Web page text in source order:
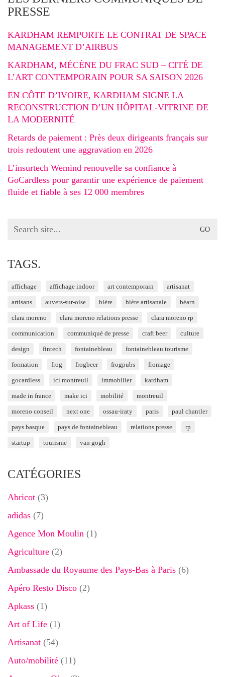
PRESSE
KARDHAM REMPORTE LE CONTRAT DE SPACE
MANAGEMENT D’AIRBUS
KARDHAM, MÉCÈNE DU FRAC SUD – CITÉ DE
L’ART CONTEMPORAIN POUR SA SAISON 2026
EN CÔTE D’IVOIRE, KARDHAM SIGNE LA
RECONSTRUCTION D’UN HÔPITAL-VITRINE DE
LA MODERNITÉ
Retards de paiement : Près deux dirigeants français sur
trois redoutent une aggravation en 2026
L’insurtech Wemind renouvelle sa confiance à
GoCardless pour garantir une expérience de paiement
fluide et fiable à ses 12 000 membres
Search
TAGS.
affichage affichage indoor art contemporain artisanat
artisans auvers-sur-oise bière bière artisanale béarn
clara moreno clara moreno relations presse clara moreno rp
communication communiqué de presse craft beer culture
design fintech fontainebleau fontainebleau tourisme
formation frog frogbeer frogpubs fromage
gocardless ici montreuil immobilier kardham
made in france make ici mobilité montreuil
moreno conseil next one ossau-iraty paris paul chantler
pays basque pays de fontainebleau relations presse rp
startup tourisme van gogh
CATÉGORIES
Abricot (3)
adidas (7)
Agence Mon Moulin (1)
Agriculture (2)
Ambassade du Royaume des Pays-Bas à Paris (6)
Apéro Resto Disco (2)
Apkass (1)
Art of Life (1)
Artisanat (54)
Auto/mobilité (11)